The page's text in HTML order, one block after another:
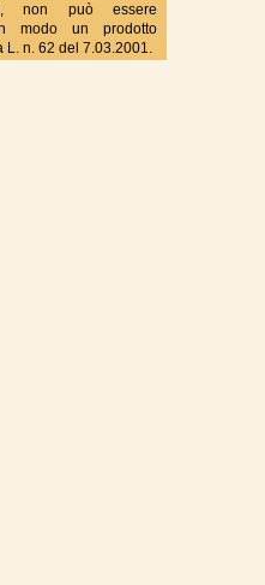
non può essere
modo un prodotto
n. 62 del 7.03.2001.